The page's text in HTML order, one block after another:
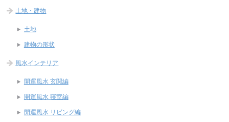
土地・建物
土地
建物の形状
風水インテリア
開運風水 玄関編
開運風水 寝室編
開運風水 リビング編